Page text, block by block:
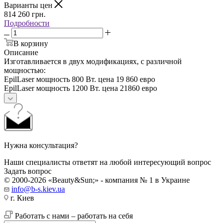
Варианты цен
814 260 грн.
Подробности
В корзину
Описание
Изготавливается в двух модификациях, с различной
мощностью:
EpilLaser мощность 800 Вт. цена 19 860 евро
EpilLaser мощность 1200 Вт. цена 21860 евро
Нужна консультация?
Наши специалисты ответят на любой интересующий вопрос
Задать вопрос
© 2000-2026 «Beauty&Sun;» - компания № 1 в Украине
info@b-s.kiev.ua
г. Киев
Работать с нами – работать на себя